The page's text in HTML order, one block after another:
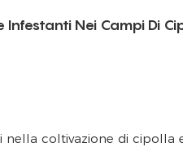
Nei Campi Di
nella coltivazione di